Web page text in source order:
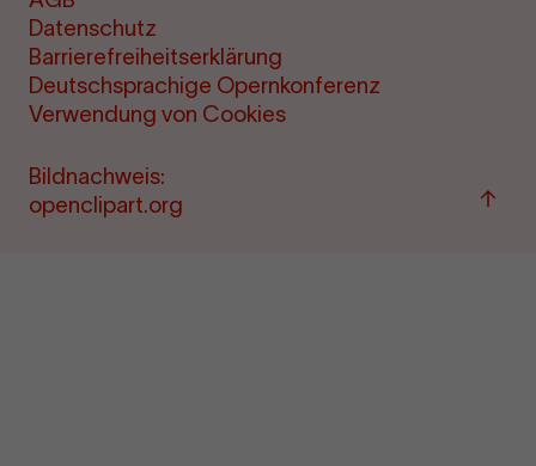
Datenschutz
Barrierefreiheitserklärung
Deutschsprachige Opernkonferenz
Verwendung von Cookies
Bildnachweis:
openclipart.org
Zum